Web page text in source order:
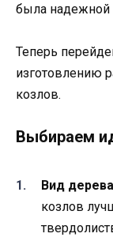
была надежной
Теперь
изготовлению
козлов.
Выбираем
Вид
козлов